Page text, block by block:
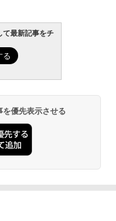
て最新記事をチ
優先表示させる